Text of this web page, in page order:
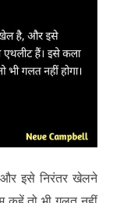
इसे निरंतर खेलने